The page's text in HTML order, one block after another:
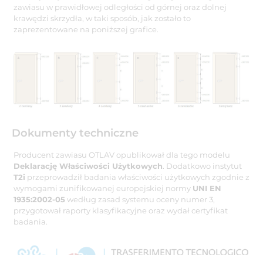
zawiasu w prawidłowej odległości od górnej oraz dolnej
krawędzi skrzydła, w taki sposób, jak zostało to
zaprezentowane na poniższej grafice.
Dokumenty techniczne
Producent zawiasu OTLAV opublikował dla tego modelu
Deklarację Właściwości Użytkowych . Dodatkowo instytut
T2i przeprowadził badania właściwości użytkowych zgodnie z
wymogami zunifikowanej europejskiej normy UNI EN
1935:2002-05 według zasad systemu oceny numer 3,
przygotował raporty klasyfikacyjne oraz wydał certyfikat
badania.